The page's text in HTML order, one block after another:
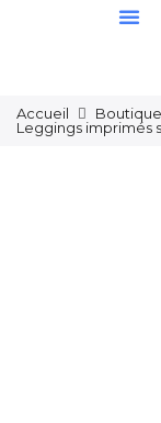
Accueil
Leggings imprimés